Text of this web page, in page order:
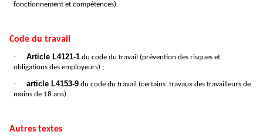
fonctionnement et compétences).
Code du travail
· Article L4121-1du code du travail (prévention des risques et
obligations des employeurs) ;
· article L4153-9du code du travail (certains travaux des travailleurs de
moins de 18 ans).
Autres textes